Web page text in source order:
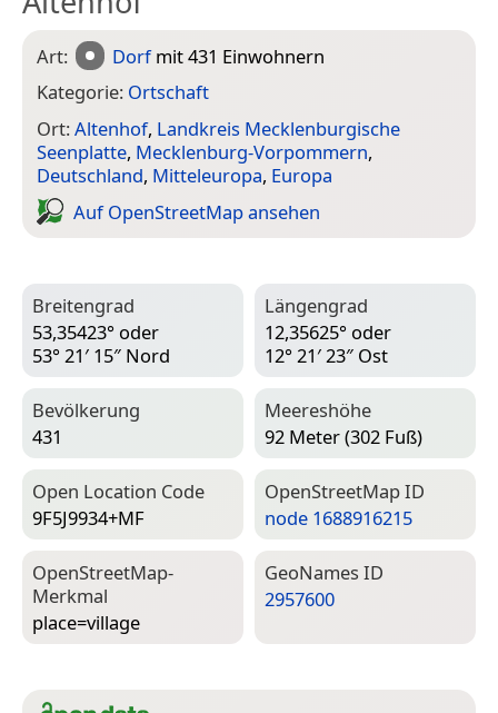
Art: Dorfmit 431 Einwohnern
Kategorie: Ortschaft
Ort:Altenhof, Landkreis Mecklenburgische
Seenplatte, Mecklenburg-Vorpommern,
Deutschland, Mitteleuropa, Europa
Auf Open­Street­Map ansehen
Breitengrad
53,35423° oder
53° 21′ 15″ Nord
Längengrad
12,35625° oder
12° 21′ 23″ Ost
Bevölkerung
431
Meereshöhe
92 Meter (302 Fuß)
Open Location Code
9F5J9934+MF
Open­Street­Map ID
node 1688916215
Open­Street­Map-
Merkmal
place=­village
Geo­Names ID
2957600